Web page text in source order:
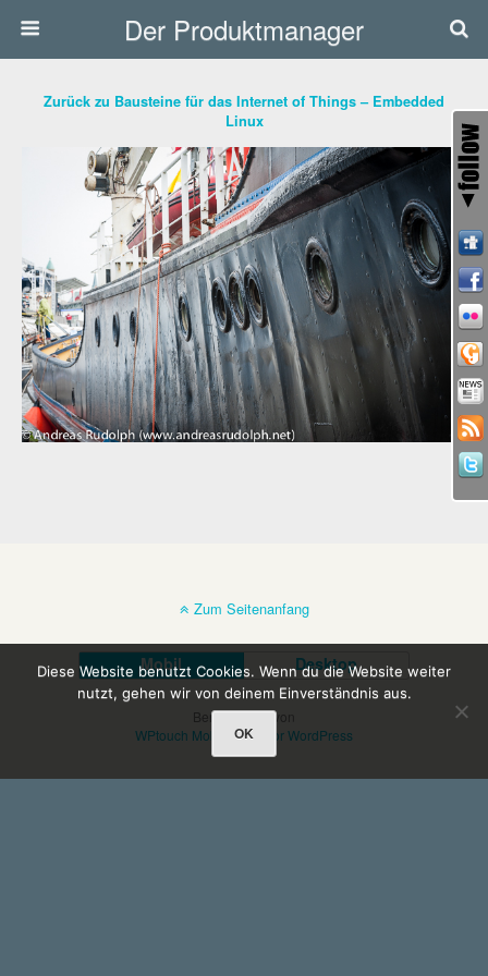
Der Produktmanager
Zurück zu Bausteine für das Internet of Things – Embedded
Linux
Zum Seitenanfang
Mobil Desktop
Bereitgestellt von
WPtouch Mobile Suite for WordPress
Diese Website benutzt Cookies. Wenn du die Website weiter
nutzt, gehen wir von deinem Einverständnis aus.
OK